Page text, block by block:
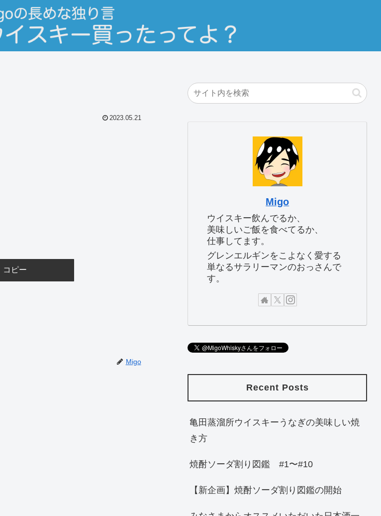
2023.05.21
コピー
Migo
Migo
ウイスキー飲んでるか、
美味しいご飯を食べてるか、
仕事してます。
グレンエルギンをこよなく愛する
単なるサラリーマンのおっさんで
す。
Recent Posts
亀田蒸溜所ウイスキーうなぎの美味しい焼
き方
焼酎ソーダ割り図鑑 #1〜#10
【新企画】焼酎ソーダ割り図鑑の開始